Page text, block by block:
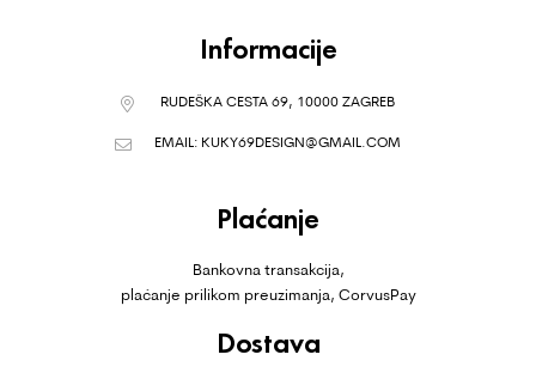
Informacije
RUDEŠKA CESTA 69, 10000 ZAGREB
EMAIL: KUKY69DESIGN@GMAIL.COM
Plaćanje
Bankovna transakcija,
plaćanje prilikom preuzimanja, CorvusPay
Dostava